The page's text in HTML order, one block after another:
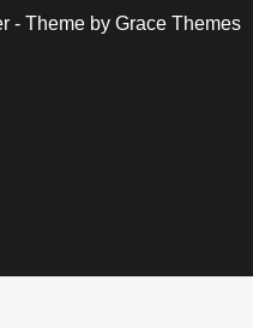
- Theme by Grace Themes